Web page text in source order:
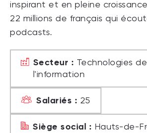
inspirant et en pleine
22 millions de français qui
podcasts.
Secteur : Technologies de
l'information
Salariés : 25
Siège social : Hauts-de-